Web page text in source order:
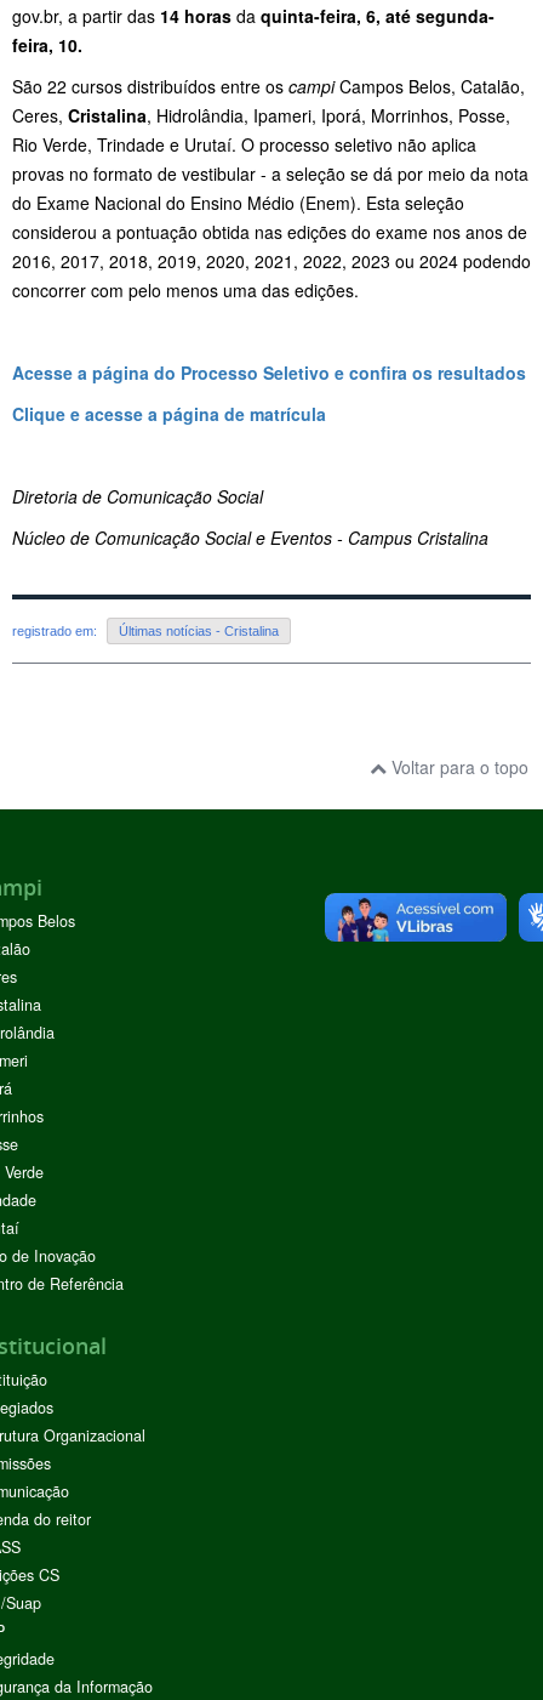
gov.br, a partir das 14 horas da quinta-feira, 6, até segunda-
feira, 10.
São 22 cursos distribuídos entre os campiCampos Belos, Catalão,
Ceres, Cristalina, Hidrolândia, Ipameri, Iporá, Morrinhos, Posse,
Rio Verde, Trindade e Urutaí. O processo seletivo não aplica
provas no formato de vestibular - a seleção se dá por meio da nota
do Exame Nacional do Ensino Médio (Enem). Esta seleção
considerou a pontuação obtida nas edições do exame nos anos de
2016, 2017, 2018, 2019, 2020, 2021, 2022, 2023 ou 2024 podendo
concorrer com pelo menos uma das edições.
Acesse a página do Processo Seletivo e confira os resultados
Clique e acesse a página de matrícula
Diretoria de Comunicação Social
Núcleo de Comunicação Social e Eventos - Campus Cristalina
registrado em: Últimas notícias - Cristalina
Voltar para o topo
Belos
de Inovação
de Referência
Organizacional
do reitor
CS
Suap
da Informação